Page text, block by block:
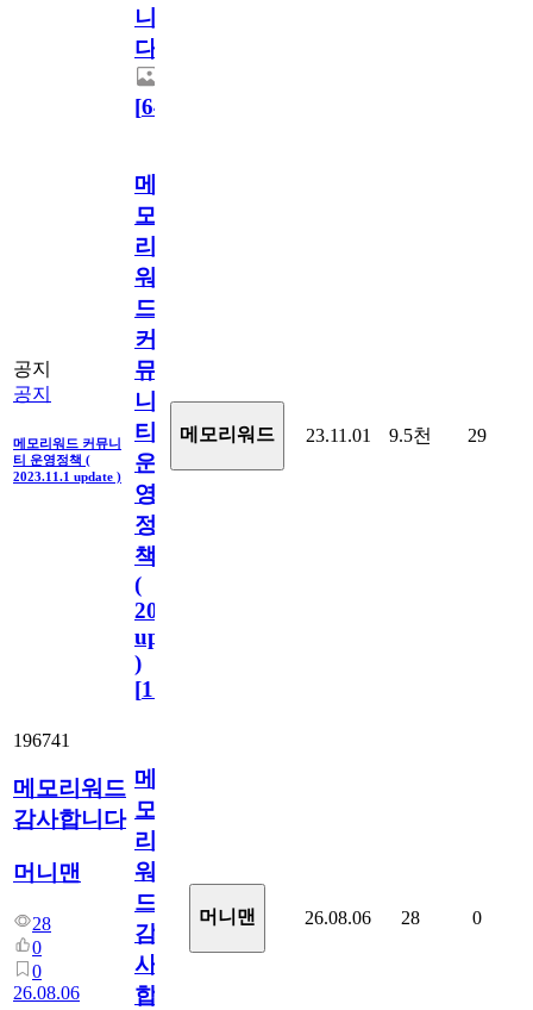
니
다.
[64
공지
공지
메모리워드 커뮤니
티 운영정책 (
2023.11.1 update )
메
모
리
워
드
커
뮤
니
티
운
영
정
책
(
2023.11.1
update
)
[110
메모리워드 23.11.01 9.5천 29
196741
메모리워드
감사합니다
머니맨
28
0
0
26.08.06
메
모
리
워
드
감
사
합
머니맨 26.08.06 28 0